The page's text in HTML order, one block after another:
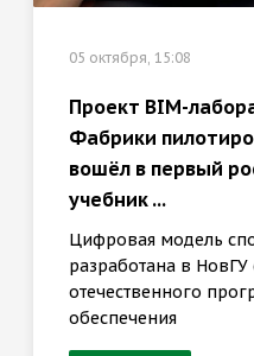
05 октября, 15:08
Проект BIM-
Фабрики
вошёл в первый
учебник ...
Цифровая модель
разработана в
отечественного
обеспечения